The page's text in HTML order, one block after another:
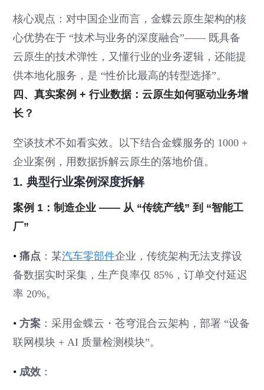
核心观点：对中国企业而言，金蝶云原生架构的核
心优势在于 “技术与业务的深度融合”—— 既具备
云原生的技术弹性，又懂行业的业务逻辑，还能提
供本地化服务，是 “性价比最高的转型选择”。
四、真实案例 + 行业数据：云原生如何驱动业务增
长？
空谈技术不如看实效。以下结合金蝶服务的 1000 +
企业案例，用数据拆解云原生的落地价值。
1. 典型行业案例深度拆解
案例 1：制造企业 —— 从 “传统产线” 到 “智能工
厂”
•痛点 ：某汽车零部件企业，传统架构无法支撑设
备数据实时采集，生产良率仅 85%，订单交付延迟
率 20%。
•方案 ：采用金蝶云・苍穹混合云架构，部署 “设备
联网模块 + AI 质量检测模块”。
• 成效 ：